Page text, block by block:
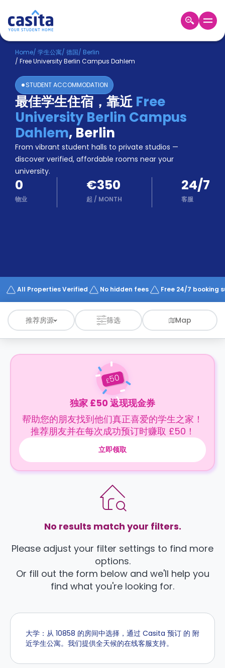
Home ZH EUR
登
入
Booking
Accommodation
About
us
Blog
Refer
And
Earn
Become
A
Partner
Help
Works
Home/ 学生公寓/ 德国/ Berlin
/ Free University Berlin Campus Dahlem
STUDENT ACCOMMODATION
最佳学生住宿，靠近Free
University Berlin Campus
Dahlem, Berlin
From vibrant student halls to private studios —
discover verified, affordable rooms near your
university.
0
物业
€350
起 / MONTH
24/7
客服
All Properties Verified No hidden fees Free 24/7 booking
推荐房源 筛选 Map
£50
独家 £50 返现现金券
帮助您的朋友找到他们真正喜爱的学生之家！
推荐朋友并在每次成功预订时赚取 £50！
立即领取
No results match your filters.
Please adjust your filter settings to find more
options.
Or fill out the form below and we'll help you
find what you're looking for.
大学：从 10858 的房间中选择，通过 Casita 预订 的 附
近学生公寓。我们提供全天候的在线客服支持。